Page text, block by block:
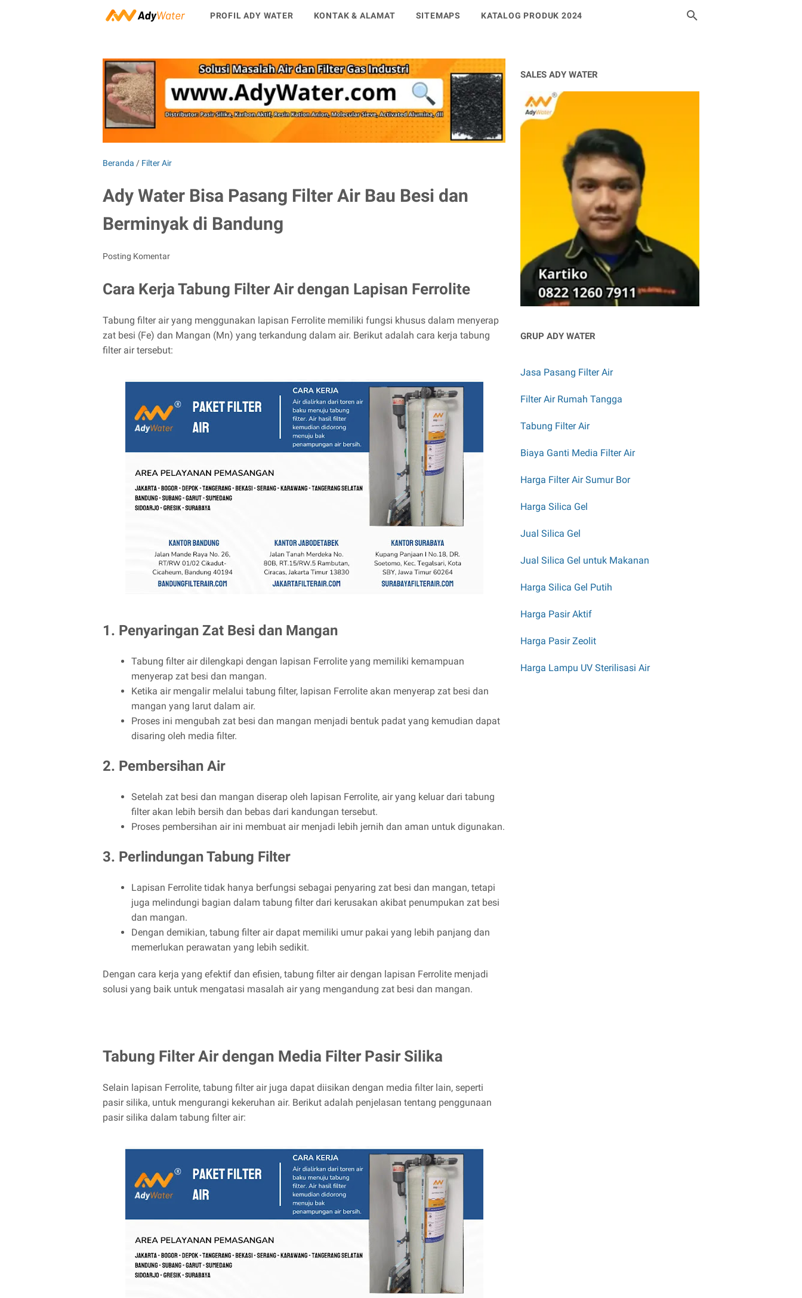
PROFIL ADY WATER KONTAK & ALAMAT SITEMAPS KATALOG PRODUK 2024
Beranda / Filter Air
Ady Water Bisa Pasang Filter Air Bau Besi dan
Berminyak di Bandung
Posting Komentar
Cara Kerja Tabung Filter Air dengan Lapisan Ferrolite
Tabung filter air yang menggunakan lapisan Ferrolite memiliki fungsi khusus dalam menyerap
zat besi (Fe) dan Mangan (Mn) yang terkandung dalam air. Berikut adalah cara kerja tabung
filter air tersebut:
1. Penyaringan Zat Besi dan Mangan
Tabung filter air dilengkapi dengan lapisan Ferrolite yang memiliki kemampuan
menyerap zat besi dan mangan.
Ketika air mengalir melalui tabung filter, lapisan Ferrolite akan menyerap zat besi dan
mangan yang larut dalam air.
Proses ini mengubah zat besi dan mangan menjadi bentuk padat yang kemudian dapat
disaring oleh media filter.
2. Pembersihan Air
Setelah zat besi dan mangan diserap oleh lapisan Ferrolite, air yang keluar dari tabung
filter akan lebih bersih dan bebas dari kandungan tersebut.
Proses pembersihan air ini membuat air menjadi lebih jernih dan aman untuk digunakan.
3. Perlindungan Tabung Filter
Lapisan Ferrolite tidak hanya berfungsi sebagai penyaring zat besi dan mangan, tetapi
juga melindungi bagian dalam tabung filter dari kerusakan akibat penumpukan zat besi
dan mangan.
Dengan demikian, tabung filter air dapat memiliki umur pakai yang lebih panjang dan
memerlukan perawatan yang lebih sedikit.
Dengan cara kerja yang efektif dan efisien, tabung filter air dengan lapisan Ferrolite menjadi
solusi yang baik untuk mengatasi masalah air yang mengandung zat besi dan mangan.
Tabung Filter Air dengan Media Filter Pasir Silika
Selain lapisan Ferrolite, tabung filter air juga dapat diisikan dengan media filter lain, seperti
pasir silika, untuk mengurangi kekeruhan air. Berikut adalah penjelasan tentang penggunaan
pasir silika dalam tabung filter air:
SALES ADY WATER
GRUP ADY WATER
Jasa Pasang Filter Air
Filter Air Rumah Tangga
Tabung Filter Air
Biaya Ganti Media Filter Air
Harga Filter Air Sumur Bor
Harga Silica Gel
Jual Silica Gel
Jual Silica Gel untuk Makanan
Harga Silica Gel Putih
Harga Pasir Aktif
Harga Pasir Zeolit
Harga Lampu UV Sterilisasi Air